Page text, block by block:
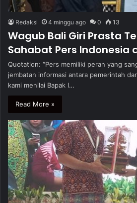
Redaksi 4 minggu ago 0 13
Wagub Bali Giri Prasta
Sahabat Pers Indonesia
Quotation: “Pers memiliki peran yang
jembatan informasi antara pemerintah
kami menilai Bapak I…
Read More »